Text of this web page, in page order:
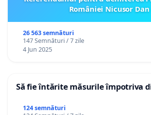
României Nicusor Dan
26 563 semnături
147 Semnături / 7 zile
4 Jun 2025
Să fie întărite măsurile împotriva
124 semnături